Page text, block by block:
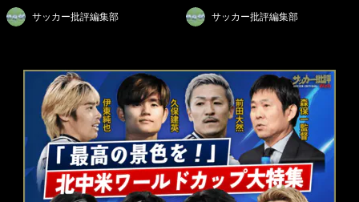
サッカー批評編集部 サッカー批評編集部